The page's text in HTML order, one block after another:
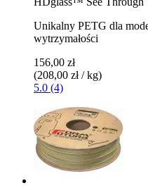
Unikalny PETG dla
wytrzymałości
156,00 zł
(208,00 zł / kg)
5.0 (4)